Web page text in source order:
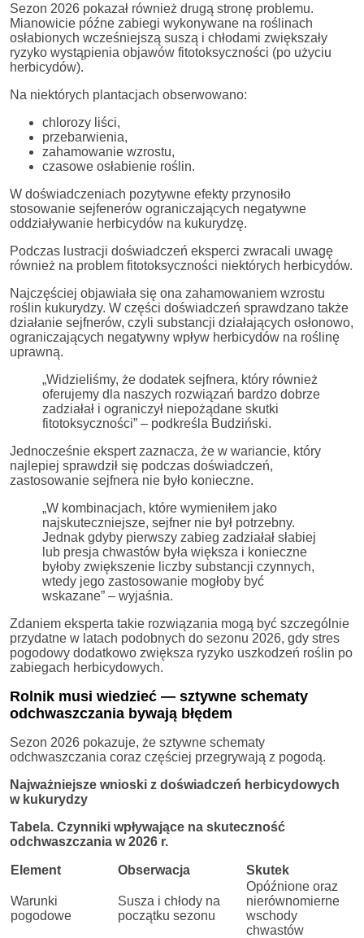
Sezon 2026 pokazał również drugą stronę problemu.
Mianowicie późne zabiegi wykonywane na roślinach
osłabionych wcześniejszą suszą i chłodami zwiększały
ryzyko wystąpienia objawów fitotoksyczności (po użyciu
herbicydów).
Na niektórych plantacjach obserwowano:
chlorozy liści,
przebarwienia,
zahamowanie wzrostu,
czasowe osłabienie roślin.
W doświadczeniach pozytywne efekty przynosiło
stosowanie sejfenerów ograniczających negatywne
oddziaływanie herbicydów na kukurydzę.
Podczas lustracji doświadczeń eksperci zwracali uwagę
również na problem fitotoksyczności niektórych herbicydów.
Najczęściej objawiała się ona zahamowaniem wzrostu
roślin kukurydzy. W części doświadczeń sprawdzano także
działanie sejfnerów, czyli substancji działających osłonowo,
ograniczających negatywny wpływ herbicydów na roślinę
uprawną.
„Widzieliśmy, że dodatek sejfnera, który również
oferujemy dla naszych rozwiązań bardzo dobrze
zadziałał i ograniczył niepożądane skutki
fitotoksyczności” – podkreśla Budziński.
Jednocześnie ekspert zaznacza, że w wariancie, który
najlepiej sprawdził się podczas doświadczeń,
zastosowanie sejfnera nie było konieczne.
„W kombinacjach, które wymieniłem jako
najskuteczniejsze, sejfner nie był potrzebny.
Jednak gdyby pierwszy zabieg zadziałał słabiej
lub presja chwastów była większa i konieczne
byłoby zwiększenie liczby substancji czynnych,
wtedy jego zastosowanie mogłoby być
wskazane” – wyjaśnia.
Zdaniem eksperta takie rozwiązania mogą być szczególnie
przydatne w latach podobnych do sezonu 2026, gdy stres
pogodowy dodatkowo zwiększa ryzyko uszkodzeń roślin po
zabiegach herbicydowych.
Rolnik musi wiedzieć — sztywne schematy
odchwaszczania bywają błędem
Sezon 2026 pokazuje, że sztywne schematy
odchwaszczania coraz częściej przegrywają z pogodą.
Najważniejsze wnioski z doświadczeń herbicydowych
w kukurydzy
Tabela. Czynniki wpływające na skuteczność
odchwaszczania w 2026 r.
Element Obserwacja Skutek
Warunki
pogodowe
Susza i chłody na
początku sezonu
Opóźnione oraz
nierównomierne
wschody
chwastów